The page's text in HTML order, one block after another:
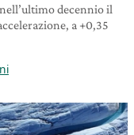
decennio il
a +0,35